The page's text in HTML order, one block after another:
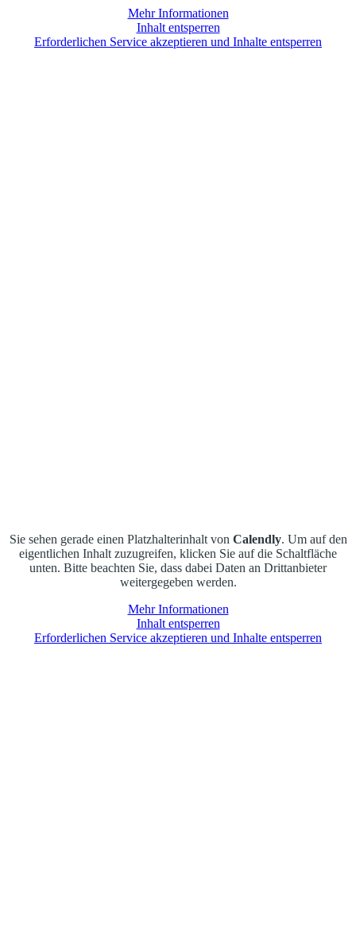
Mehr Informationen
Inhalt entsperren
Erforderlichen Service akzeptieren und Inhalte entsperren
Sie sehen gerade einen Platzhalterinhalt von Calendly. Um auf den
eigentlichen Inhalt zuzugreifen, klicken Sie auf die Schaltfläche
unten. Bitte beachten Sie, dass dabei Daten an Drittanbieter
weitergegeben werden.
Mehr Informationen
Inhalt entsperren
Erforderlichen Service akzeptieren und Inhalte entsperren